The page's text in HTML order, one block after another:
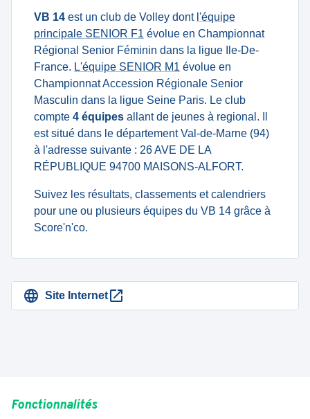
VB 14 est un club de Volley dont l'équipe
principale SENIOR F1 évolue en Championnat
Régional Senior Féminin dans la ligue Ile-De-
France. L'équipe SENIOR M1 évolue en
Championnat Accession Régionale Senior
Masculin dans la ligue Seine Paris. Le club
compte 4 équipes allant de jeunes à regional. Il
est situé dans le département Val-de-Marne (94)
à l'adresse suivante : 26 AVE DE LA
RÉPUBLIQUE 94700 MAISONS-ALFORT.
Suivez les résultats, classements et calendriers
pour une ou plusieurs équipes du VB 14 grâce à
Score'n'co.
Site Internet
Fonctionnalités